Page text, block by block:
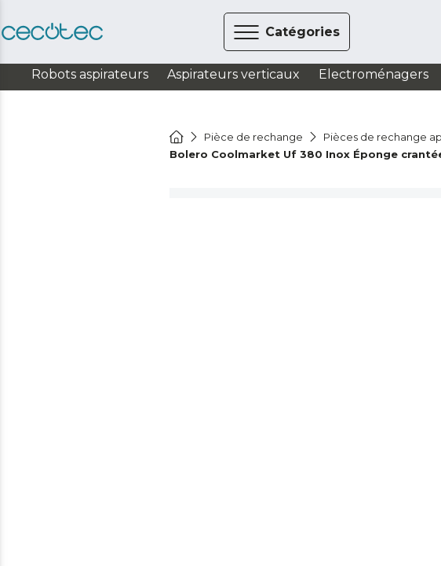
Catégories
Robots aspirateurs Aspirateurs verticaux Electroménagers
Pièce de rechange Pièces de rechange
Bolero Coolmarket Uf 380 Inox Éponge